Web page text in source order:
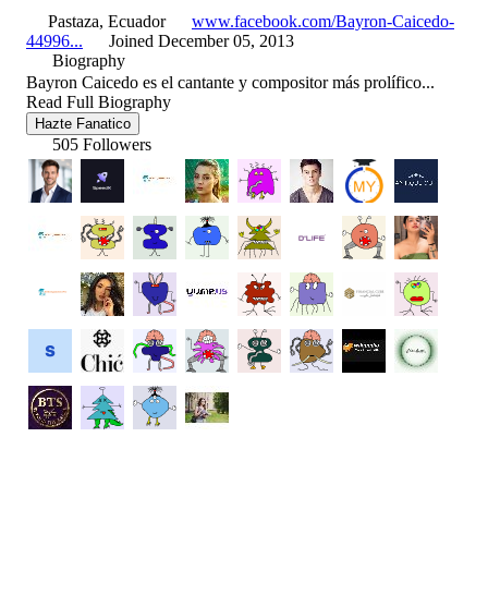
Pastaza, Ecuador
www.facebook.com/Bayron-Caicedo-
44996...
Joined December 05, 2013
Biography
Bayron Caicedo es el cantante y compositor más prolífico...
Read Full Biography
Hazte Fanatico
505 Followers